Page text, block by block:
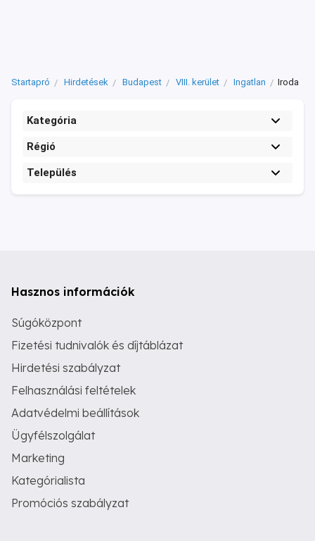
Startapró Hirdetések Budapest VIII. kerület Ingatlan Iroda
Kategória
Régió
Település
Hasznos információk
Súgóközpont
Fizetési tudnivalók és díjtáblázat
Hirdetési szabályzat
Felhasználási feltételek
Adatvédelmi beállítások
Ügyfélszolgálat
Marketing
Kategórialista
Promóciós szabályzat